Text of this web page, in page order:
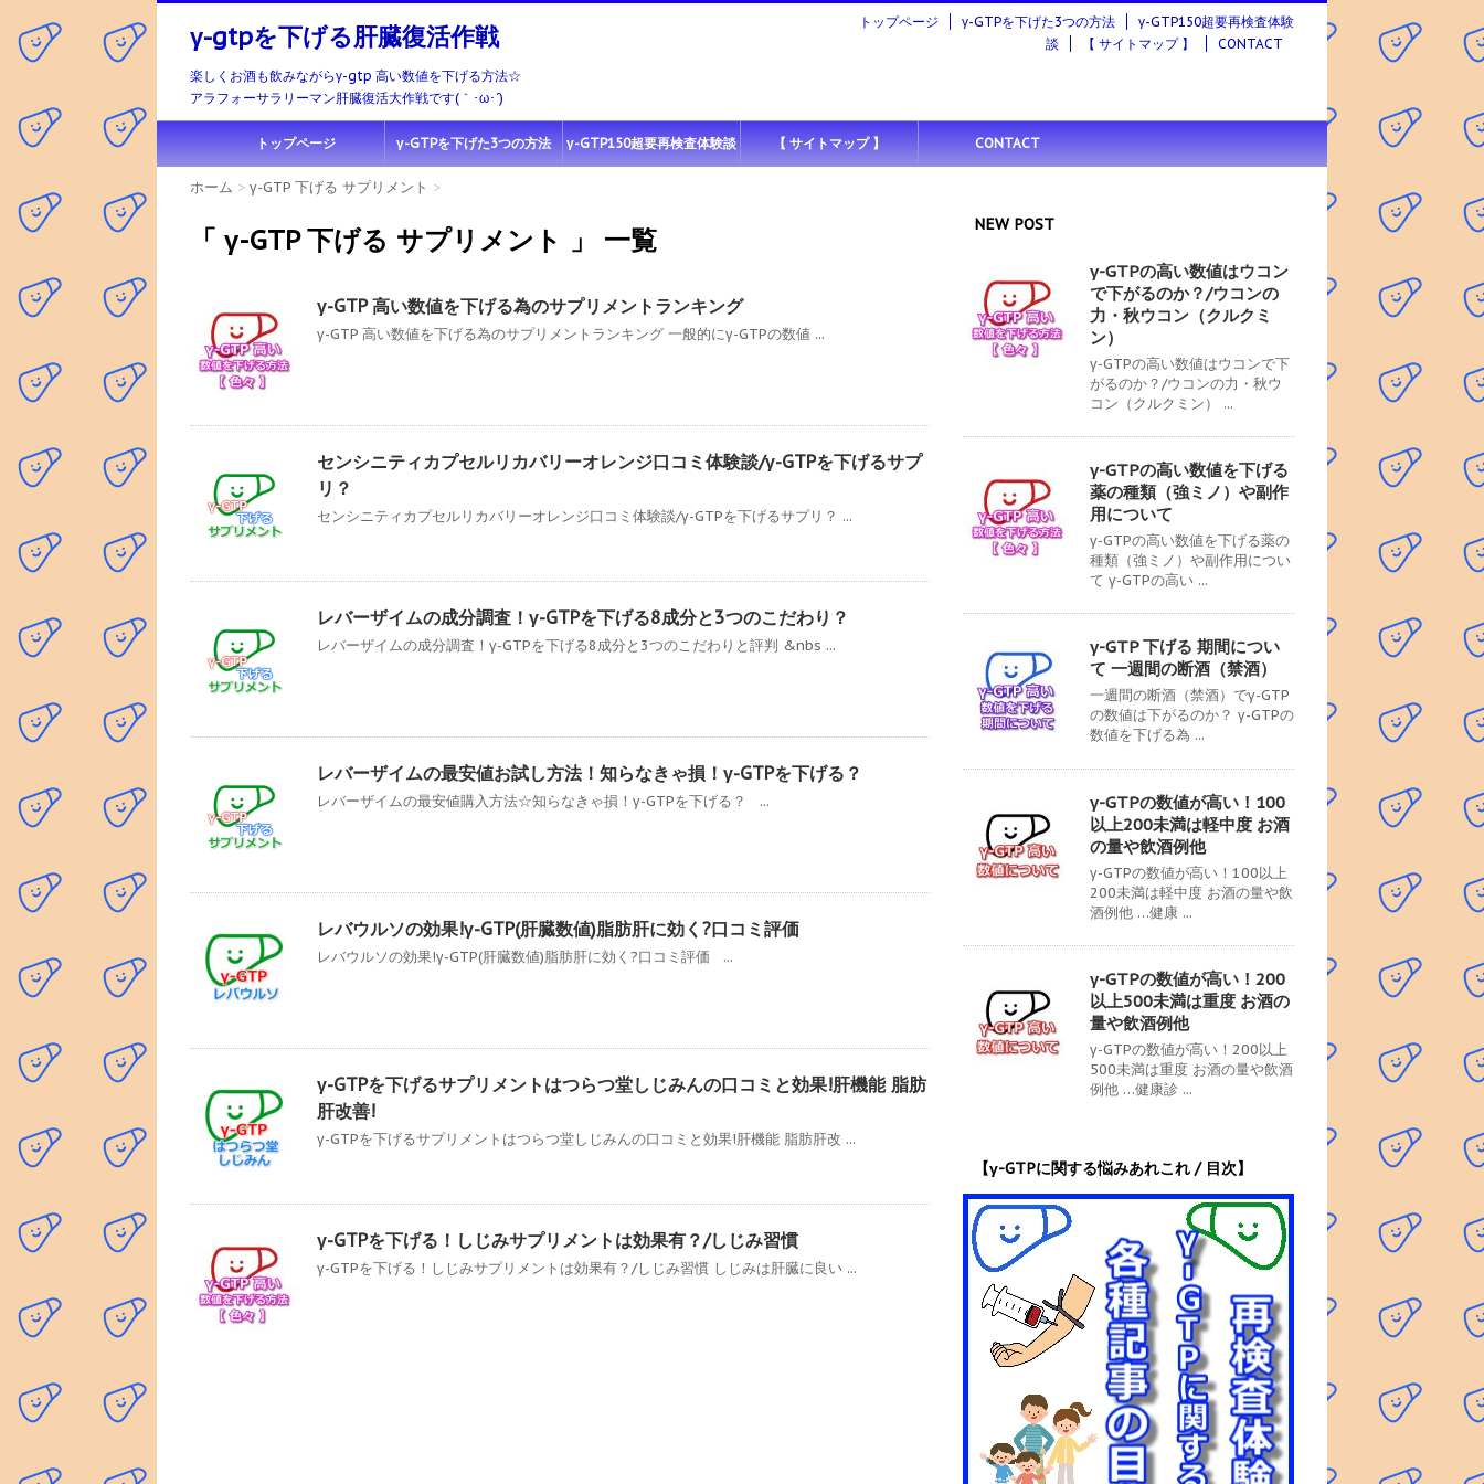
γ-gtpを下げる肝臓復活作戦
楽しくお酒も飲みながらγ-gtp 高い数値を下げる方法☆
アラフォーサラリーマン肝臓復活大作戦です(｀･ω･´)ゞ
トップページ γ-GTPを下げた3つの方法
γ-GTP150超要再検査体験
談
【 サイトマップ 】 CONTACT
トップページ γ-GTPを下げた3つの方法 γ-GTP150超要再検査体験談 【 サイトマップ 】 CONTACT
ホーム > γ-GTP 下げる サプリメント >
「 γ-GTP 下げる サプリメント 」 一覧
γ-GTP 高い数値を下げる為のサプリメントランキング
γ-GTP 高い数値を下げる為のサプリメントランキング 一般的にγ-GTPの数値 ...
センシニティカプセルリカバリーオレンジ口コミ体験談/γ-GTPを下げるサプ
リ？
センシニティカプセルリカバリーオレンジ口コミ体験談/γ-GTPを下げるサプリ？ ...
レバーザイムの成分調査！γ-GTPを下げる8成分と3つのこだわり？
レバーザイムの成分調査！γ-GTPを下げる8成分と3つのこだわりと評判 &nbs ...
レバーザイムの最安値お試し方法！知らなきゃ損！γ-GTPを下げる？
レバーザイムの最安値購入方法☆知らなきゃ損！γ-GTPを下げる？ ...
レバウルソの効果!γ-GTP(肝臓数値)脂肪肝に効く?口コミ評価
レバウルソの効果!γ-GTP(肝臓数値)脂肪肝に効く?口コミ評価 ...
γ-GTPを下げるサプリメントはつらつ堂しじみんの口コミと効果!肝機能 脂肪
肝改善!
γ-GTPを下げるサプリメントはつらつ堂しじみんの口コミと効果!肝機能 脂肪肝改 ...
γ-GTPを下げる！しじみサプリメントは効果有？/しじみ習慣
γ-GTPを下げる！しじみサプリメントは効果有？/しじみ習慣 しじみは肝臓に良い ...
NEW POST
γ-GTPの高い数値はウコン
で下がるのか？/ウコンの
力・秋ウコン（クルクミ
ン）
γ-GTPの高い数値はウコンで下
がるのか？/ウコンの力・秋ウ
コン（クルクミン） ...
γ-GTPの高い数値を下げる
薬の種類（強ミノ）や副作
用について
γ-GTPの高い数値を下げる薬の
種類（強ミノ）や副作用につい
て γ-GTPの高い ...
γ-GTP 下げる 期間につい
て 一週間の断酒（禁酒）
一週間の断酒（禁酒）でγ-GTP
の数値は下がるのか？ γ-GTPの
数値を下げる為 ...
γ-GTPの数値が高い！100
以上200未満は軽中度 お酒
の量や飲酒例他
γ-GTPの数値が高い！100以上
200未満は軽中度 お酒の量や飲
酒例他 …健康 ...
γ-GTPの数値が高い！200
以上500未満は重度 お酒の
量や飲酒例他
γ-GTPの数値が高い！200以上
500未満は重度 お酒の量や飲酒
例他 …健康診 ...
【γ-GTPに関する悩みあれこれ / 目次】